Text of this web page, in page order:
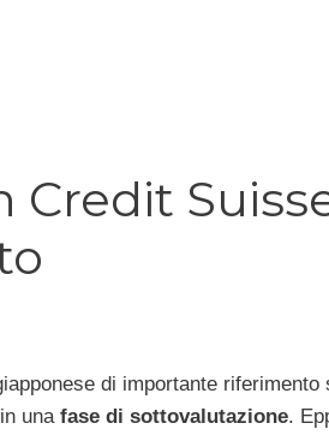
Credit
di importante
una fase di sottovalutazione.